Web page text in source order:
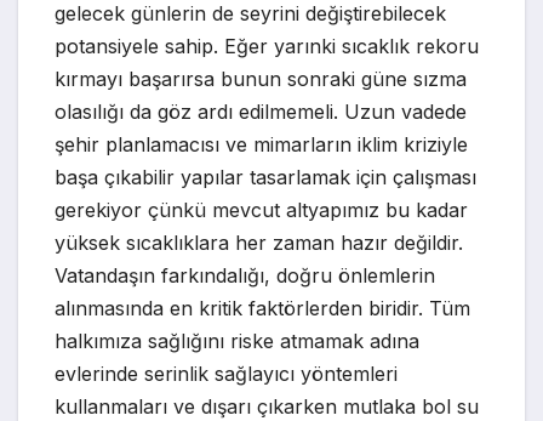
gelecek günlerin de seyrini değiştirebilecek
potansiyele sahip. Eğer yarınki sıcaklık rekoru
kırmayı başarırsa bunun sonraki güne sızma
olasılığı da göz ardı edilmemeli. Uzun vadede
şehir planlamacısı ve mimarların iklim kriziyle
başa çıkabilir yapılar tasarlamak için çalışması
gerekiyor çünkü mevcut altyapımız bu kadar
yüksek sıcaklıklara her zaman hazır değildir.
Vatandaşın farkındalığı, doğru önlemlerin
alınmasında en kritik faktörlerden biridir. Tüm
halkımıza sağlığını riske atmamak adına
evlerinde serinlik sağlayıcı yöntemleri
kullanmaları ve dışarı çıkarken mutlaka bol su